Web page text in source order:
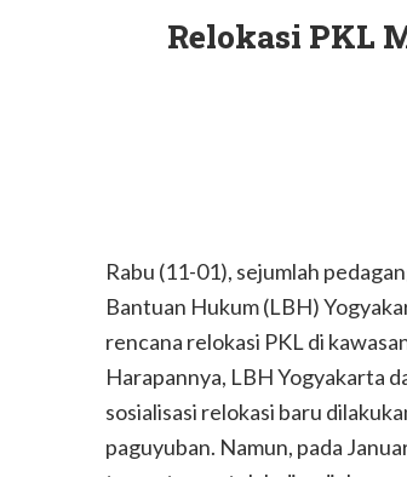
Relokasi PKL
Rabu (11-01), sejumlah
Bantuan Hukum (LBH)
rencana relokasi PKL di
Harapannya, LBH Yogyakarta
sosialisasi relokasi baru
paguyuban. Namun, pada